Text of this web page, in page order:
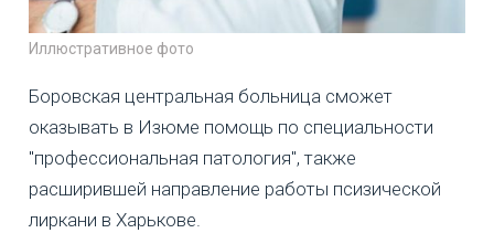
Иллюстративное фото
Боровская центральная больница сможет
оказывать в Изюме помощь по специальности
"профессиональная патология", также
расширившей направление работы псизической
лиркани в Харькове.